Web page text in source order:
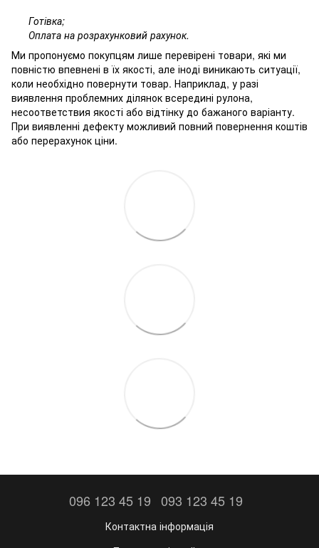
Готівка;
Оплата на розрахунковий рахунок.
Ми пропонуємо покупцям лише перевірені товари, які ми
повністю впевнені в їх якості, але іноді виникають ситуації,
коли необхідно повернути товар. Наприклад, у разі
виявлення проблемних ділянок всередині рулона,
несоответствия якості або відтінку до бажаного варіанту.
При виявленні дефекту можливий повний повернення коштів
або перерахунок ціни.
096 123 45 19 093 123 45 19
Контактна інформація